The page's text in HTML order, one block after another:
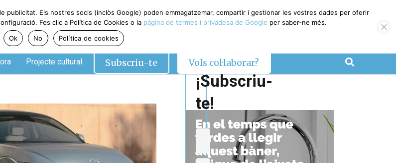
Projecte cultural Subscriu-te Vols col·laborar?
¡Subscriu-
te!
Els nostres socis (inclòs Google) poden emmagatzemar, compartir i gestionar les vostres dades per oferir
Fes clic a Política de Cookies o la pàgina de termes i privadesa de Google per saber-ne més.
Ok
No Política de cookies